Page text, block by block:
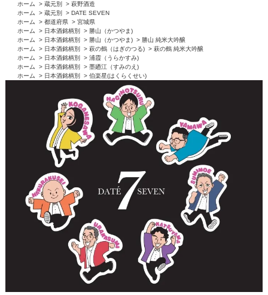
ホーム
> 蔵元別 > 萩野酒造
ホーム
> 蔵元別 > DATE SEVEN
ホーム
> 都道府県 > 宮城県
ホーム
> 日本酒銘柄別 > 勝山（かつやま)
ホーム
> 日本酒銘柄別 > 勝山（かつやま) > 勝山 純米大吟醸
ホーム
> 日本酒銘柄別 > 萩の鶴（はぎのつる) > 萩の鶴 純米大吟醸
ホーム
> 日本酒銘柄別 > 浦霞（うらかすみ)
ホーム
> 日本酒銘柄別 > 墨廼江（すみのえ)
ホーム
> 日本酒銘柄別 > 伯楽星(はくらくせい)